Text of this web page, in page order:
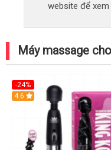
website để
Máy massage
-24%
4.6